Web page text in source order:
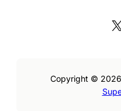
X
Copyright ©